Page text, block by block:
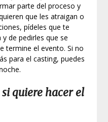
parte del proceso y
que les atraigan o
pídeles que te
de pedirles que se
termine el evento. Si no
para el casting, puedes
quiere hacer el